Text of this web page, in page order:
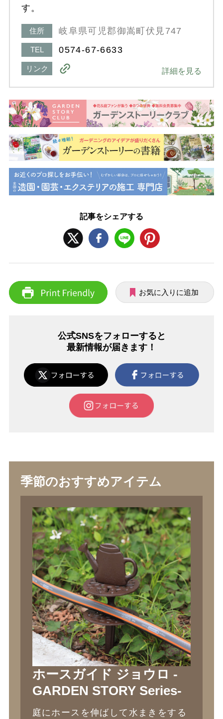
す。
住所 岐阜県可児郡御嵩町伏見747
TEL 0574-67-6633
リンク 詳細を見る
記事をシェアする
お気に入りに追加
公式SNSをフォローすると
最新情報が届きます！
季節のおすすめアイテム
ホースガイド ジョウロ -
GARDEN STORY Series-
庭にホースを伸ばして水まきをする